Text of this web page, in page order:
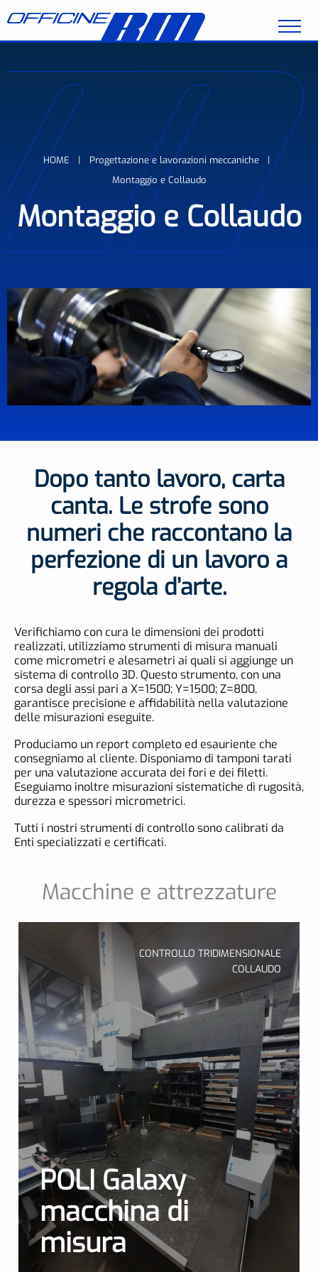
Briciole di pane
HOME
Progettazione e lavorazioni meccaniche
Montaggio e Collaudo
Montaggio e Collaudo
Dopo tanto lavoro, carta
canta. Le strofe sono
numeri che raccontano la
perfezione di un lavoro a
regola d’arte.
Verifichiamo con cura le dimensioni dei prodotti
realizzati, utilizziamo strumenti di misura manuali
come micrometri e alesametri ai quali si aggiunge un
sistema di controllo 3D. Questo strumento, con una
corsa degli assi pari a X=1500; Y=1500; Z=800,
garantisce precisione e affidabilità nella valutazione
delle misurazioni eseguite.
Produciamo un report completo ed esauriente che
consegniamo al cliente. Disponiamo di tamponi tarati
per una valutazione accurata dei fori e dei filetti.
Eseguiamo inoltre misurazioni sistematiche di rugosità,
durezza e spessori micrometrici.
Tutti i nostri strumenti di controllo sono calibrati da
Enti specializzati e certificati.
Macchine e attrezzature
POLI Galaxy
macchina di
misura
CONTROLLO TRIDIMENSIONALE
COLLAUDO